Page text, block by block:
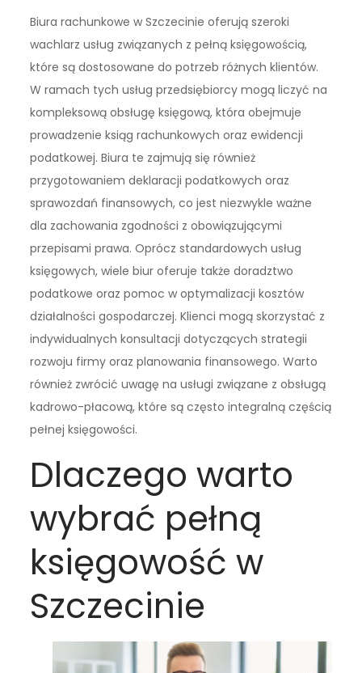
Biura rachunkowe w Szczecinie oferują szeroki
wachlarz usług związanych z pełną księgowością,
które są dostosowane do potrzeb różnych klientów.
W ramach tych usług przedsiębiorcy mogą liczyć na
kompleksową obsługę księgową, która obejmuje
prowadzenie ksiąg rachunkowych oraz ewidencji
podatkowej. Biura te zajmują się również
przygotowaniem deklaracji podatkowych oraz
sprawozdań finansowych, co jest niezwykle ważne
dla zachowania zgodności z obowiązującymi
przepisami prawa. Oprócz standardowych usług
księgowych, wiele biur oferuje także doradztwo
podatkowe oraz pomoc w optymalizacji kosztów
działalności gospodarczej. Klienci mogą skorzystać z
indywidualnych konsultacji dotyczących strategii
rozwoju firmy oraz planowania finansowego. Warto
również zwrócić uwagę na usługi związane z obsługą
kadrowo-płacową, które są często integralną częścią
pełnej księgowości.
Dlaczego warto
wybrać pełną
księgowość w
Szczecinie